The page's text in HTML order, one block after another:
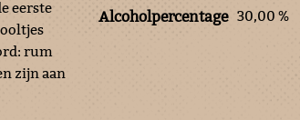
eerste
rum
zijn aan
Alcoholpercentage 30,00 %